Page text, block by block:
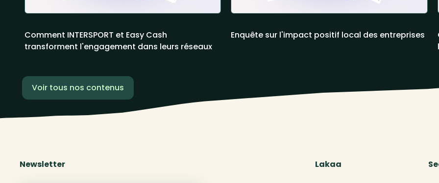
Comment INTERSPORT et Easy Cash
transforment l'engagement dans leurs réseaux
Enquête sur l'impact positif local des entreprises
Voir tous nos contenus
Newsletter Lakaa